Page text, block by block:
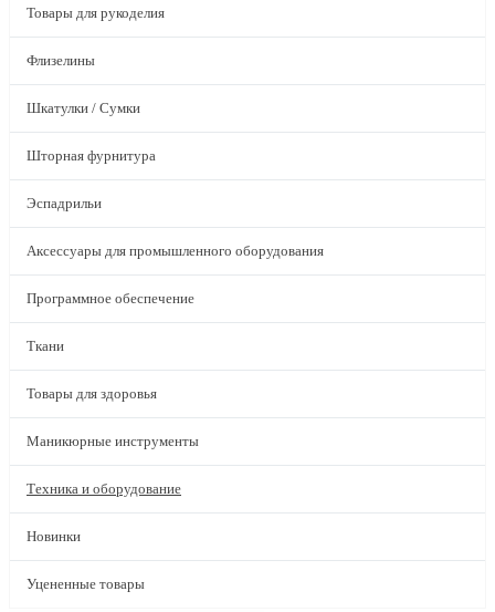
Товары для рукоделия
Флизелины
Шкатулки / Сумки
Шторная фурнитура
Эспадрильи
Аксессуары для промышленного оборудования
Программное обеспечение
Ткани
Товары для здоровья
Маникюрные инструменты
Техника и оборудование
Новинки
Уцененные товары